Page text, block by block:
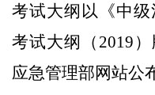
考试大纲以《中
考试大纲（ 2019
应急管理部网站公